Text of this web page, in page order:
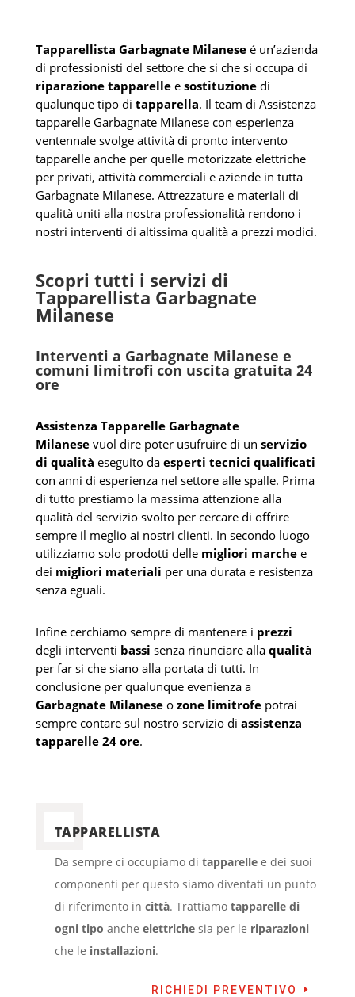
Tapparellista Garbagnate Milaneseé un’azienda
di professionisti del settore che si che si occupa di
riparazione tapparellee sostituzionedi
qualunque tipo di tapparella. Il team di Assistenza
tapparelle Garbagnate Milanese con esperienza
ventennale svolge attività di pronto intervento
tapparelle anche per quelle motorizzate elettriche
per privati, attività commerciali e aziende in tutta
Garbagnate Milanese. Attrezzature e materiali di
qualità uniti alla nostra professionalità rendono i
nostri interventi di altissima qualità a prezzi modici.
Scopri tutti i servizi di
Tapparellista Garbagnate
Milanese
Interventi a Garbagnate Milanese e
comuni limitrofi con uscita gratuita 24
ore
Assistenza Tapparelle Garbagnate
Milanesevuol dire poter usufruire di un servizio
di qualità eseguito da esperti tecnici qualificati
con anni di esperienza nel settore alle spalle. Prima
di tutto prestiamo la massima attenzione alla
qualità del servizio svolto per cercare di offrire
sempre il meglio ai nostri clienti. In secondo luogo
utilizziamo solo prodotti delle migliori marchee
dei migliori materiali per una durata e resistenza
senza eguali.
Infine cerchiamo sempre di mantenere i prezzi
degli interventi bassi senza rinunciare alla qualità
per far si che siano alla portata di tutti. In
conclusione per qualunque evenienza a
Garbagnate Milaneseo zone limitrofepotrai
sempre contare sul nostro servizio di assistenza
tapparelle 24 ore.
TAPPARELLISTA
Da sempre ci occupiamo di tapparellee dei suoi
componenti per questo siamo diventati un punto
di riferimento in città. Trattiamotapparelle di
ogni tipo anche elettrichesia per le riparazioni
che le installazioni.
RICHIEDI PREVENTIVO